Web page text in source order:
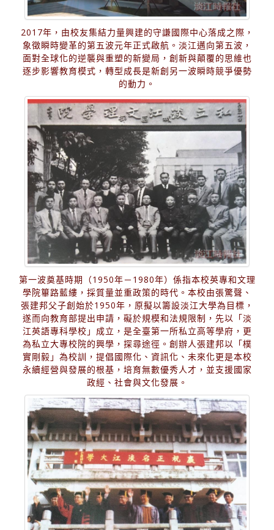
2017年，由校友集結力量興建的守謙國際中心落成之際，
象徵瞬時變革的第五波元年正式啟航。淡江邁向第五波，
面對全球化的逆襲與重塑的新變局，創新與顛覆的思維也
逐步影響教育模式，轉型成長是新創另一波瞬時競爭優勢
的動力。
第一波奠基時期（1950年－1980年）係指本校英專和文理
學院篳路藍縷，採質量並重政策的時代。本校由張驚聲、
張建邦父子創始於1950年，原擬以籌設淡江大學為目標，
遂而向教育部提出申請，礙於規模和法規限制，先以「淡
江英語專科學校」成立，是全臺第一所私立高等學府，更
為私立大專校院的興學，探尋途徑。創辦人張建邦以「樸
實剛毅」為校訓，提倡國際化、資訊化、未來化更是本校
永續經營與發展的根基，培育無數優秀人才，並支援國家
政經、社會與文化發展。